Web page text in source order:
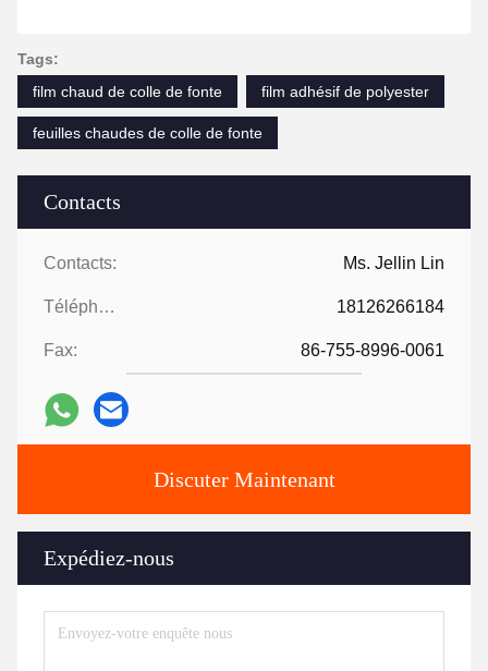
Contacts
Contacts: Ms. Jellin Lin
Téléphone: 18126266184
Fax: 86-755-8996-0061
Discuter Maintenant
Expédiez-nous
Tags:
film chaud de colle de fonte
film adhésif de polyester
feuilles chaudes de colle de fonte